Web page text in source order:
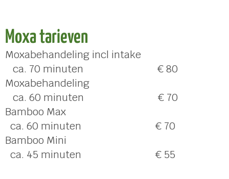
Moxa tarieven
Moxabehandeling incl intake
ca. 70 minuten € 80
Moxabehandeling
ca. 60 minuten € 70
Bamboo Max
ca. 60 minuten € 70
Bamboo Mini
ca. 45 minuten € 55